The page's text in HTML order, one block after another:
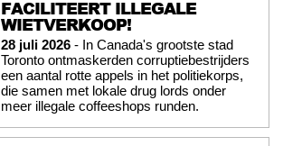
FACILITEERT ILLEGALE
WIETVERKOOP!
28 juli 2026 - In Canada's grootste stad
Toronto ontmaskerden corruptiebestrijders
een aantal rotte appels in het politiekorps,
die samen met lokale drug lords onder
meer illegale coffeeshops runden.